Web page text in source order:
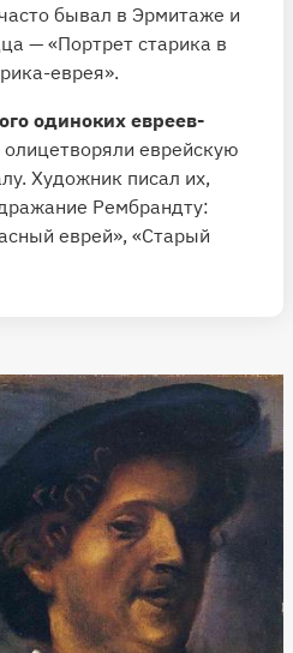
бывал в Эрмитаже и
— «Портрет старика в
еврея».
одиноких евреев-
олицетворяли еврейскую
Художник писал их,
Рембрандту:
еврей», «Старый